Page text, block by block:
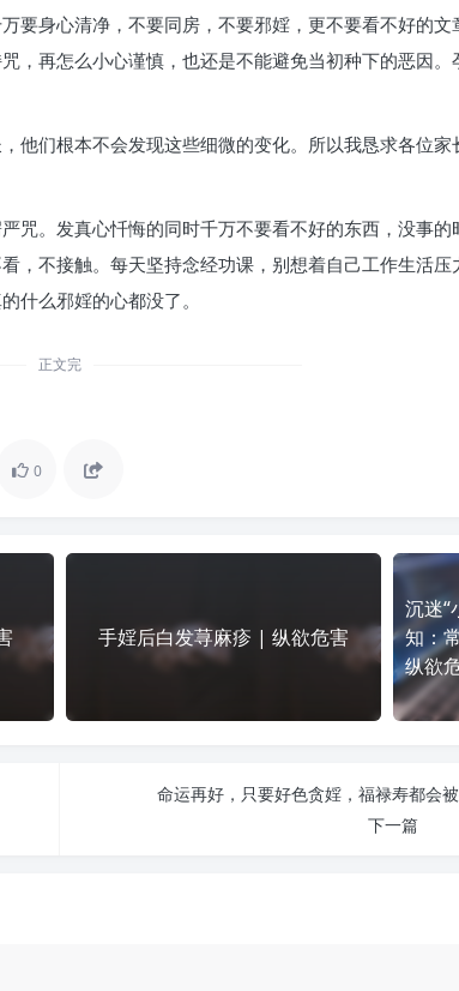
身心清净，不要同房，不要邪婬，更不要看不好的文
，再怎么小心谨慎，也还是不能避免当初种下的恶因
他们根本不会发现这些细微的变化。所以我恳求各位
咒。发真心忏悔的同时千万不要看不好的东西，没事
不接触。每天坚持念经功课，别想着自己工作生活压
什么邪婬的心都没了。
正文完
0
手婬后白发荨麻疹 | 纵欲危害
沉迷“
知：
纵欲
命运再好，只要好色贪婬，福禄寿都会
下一篇